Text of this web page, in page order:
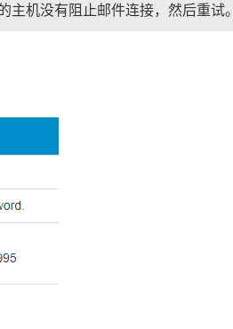
机没有阻止邮件连接，然后重试。